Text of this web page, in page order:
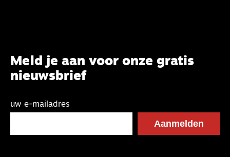
Meld je aan voor onze gratis
nieuwsbrief
uw e-mailadres